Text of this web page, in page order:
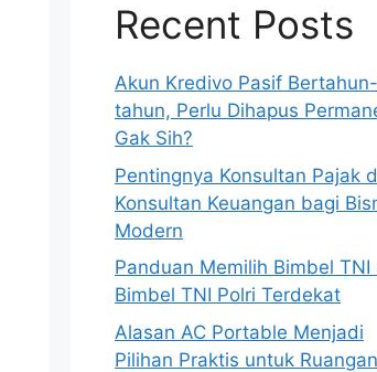
Recent Posts
Akun Kredivo Pasif Bertahun-
tahun, Perlu Dihapus
Gak Sih?
Pentingnya Konsultan Pajak
Konsultan Keuangan bagi
Modern
Panduan Memilih Bimbel TNI
Bimbel TNI Polri Terdekat
Alasan AC Portable Menjadi
Pilihan Praktis untuk Ruangan